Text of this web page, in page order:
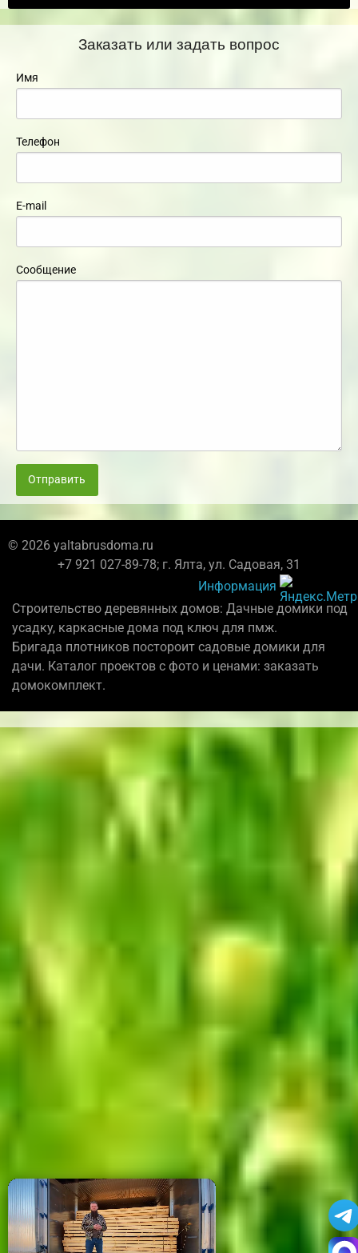
Заказать или задать вопрос
Имя
Телефон
E-mail
Сообщение
Отправить
© 2026 yaltabrusdoma.ru
+7 921 027-89-78; г. Ялта, ул. Садовая, 31
Информация
Строительство деревянных домов: Дачные домики под
усадку, каркасные дома под ключ для пмж.
Бригада плотников постороит садовые домики для
дачи. Каталог проектов с фото и ценами: заказать
домокомплект.